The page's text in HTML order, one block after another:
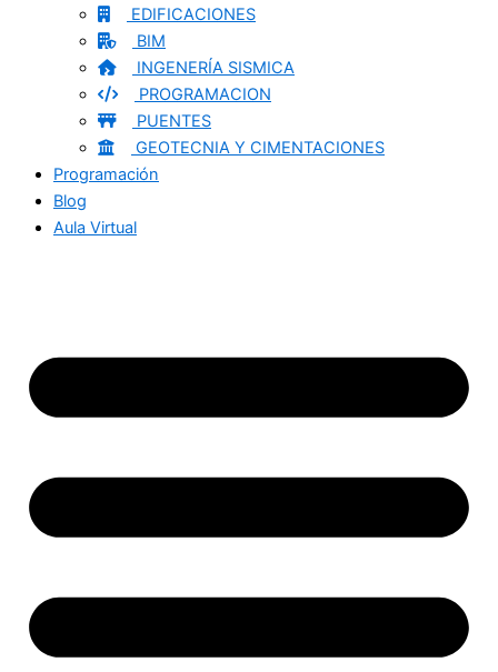
EDIFICACIONES
BIM
INGENERÍA SISMICA
PROGRAMACION
PUENTES
GEOTECNIA Y CIMENTACIONES
Programación
Blog
Aula Virtual